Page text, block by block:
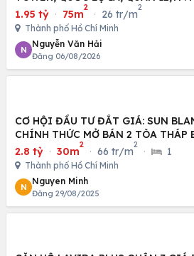
NAM
1.95 tỷ · 75m
2
· 26 tr/m
2
Thành phố Hồ Chí Minh
N
Nguyễn Văn Hải
Đăng 06/08/2026
CƠ HỘI ĐẦU TƯ ĐẮT GIÁ: SUN
CHÍNH THỨC MỞ BÁN 2 TÒA THÁP
2.8 tỷ · 30m
2
· 66 tr/m
2
· 1
Thành phố Hồ Chí Minh
N
Nguyen Minh
Đăng 29/08/2025